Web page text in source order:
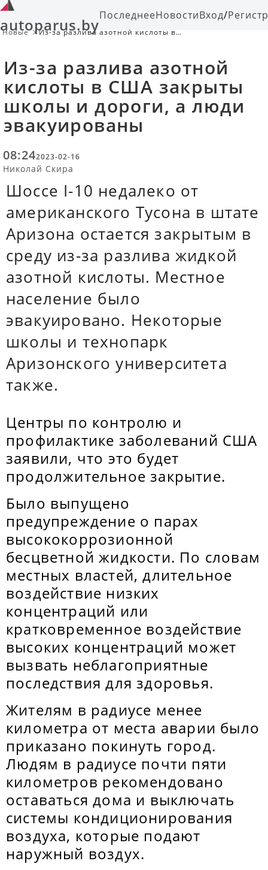
autoparus.byПоследнееНовостиВход/
Новые
Из-за разлива азотной кислоты в
Из-за разлива азотной
кислоты в США закрыты
школы и дороги, а люди
эвакуированы
08:242023-02-16
Николай Скира
Шоссе I-10 недалеко от
американского Тусона в штате
Аризона остается закрытым в
среду из-за разлива жидкой
азотной кислоты. Местное
население было
эвакуировано. Некоторые
школы и технопарк
Аризонского университета
также.
Центры по контролю и
профилактике заболеваний США
заявили, что это будет
продолжительное закрытие.
Было выпущено
предупреждение о парах
высококоррозионной
бесцветной жидкости. По словам
местных властей, длительное
воздействие низких
концентраций или
кратковременное воздействие
высоких концентраций может
вызвать неблагоприятные
последствия для здоровья.
Жителям в радиусе менее
километра от места аварии было
приказано покинуть город.
Людям в радиусе почти пяти
километров рекомендовано
оставаться дома и выключать
системы кондиционирования
воздуха, которые подают
наружный воздух.